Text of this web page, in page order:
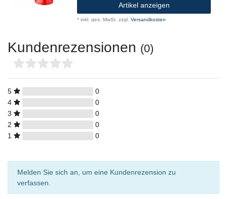
Artikel anzeigen
* inkl. ges. MwSt. zzgl. Versandkosten
Kundenrezensionen (0)
5
0
4
0
3
0
2
0
1
0
Melden Sie sich an, um eine Kundenrezension zu
verfassen.